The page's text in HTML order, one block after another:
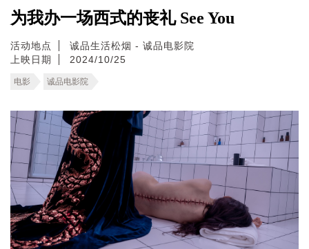
为我办一场西式的丧礼 See You
活动地点
诚品生活松烟 - 诚品电影院
上映日期
2024/10/25
电影 诚品电影院